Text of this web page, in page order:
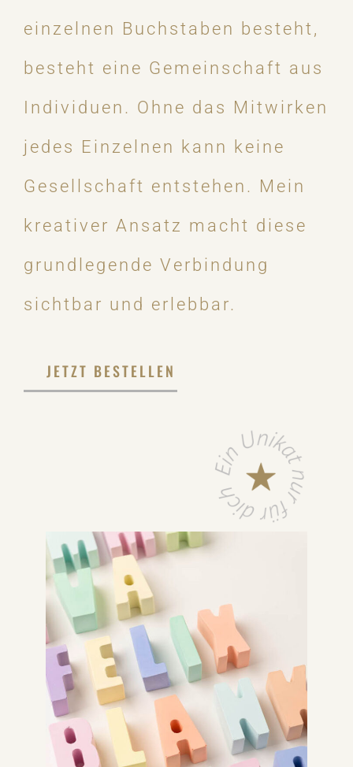
einzelnen Buchstaben besteht,
besteht eine Gemeinschaft aus
Individuen. Ohne das Mitwirken
jedes Einzelnen kann keine
Gesellschaft entstehen. Mein
kreativer Ansatz macht diese
grundlegende Verbindung
sichtbar und erlebbar.
JETZT BESTELLEN